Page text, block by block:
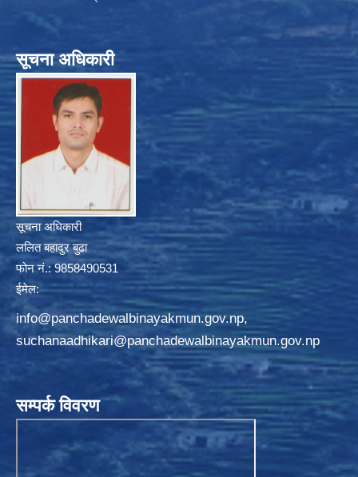
सूचना अधिकारी
सूचना अधिकारी
ललित बहादुर बुढा
फोन नं.: 9858490531
ईमेल:
info@panchadewalbinayakmun.gov.np,
suchanaadhikari@panchadewalbinayakmun.gov.np
सम्पर्क विवरण